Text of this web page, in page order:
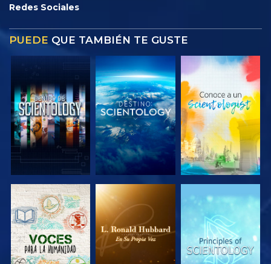
Redes Sociales
PUEDE QUE TAMBIÉN TE GUSTE
EXPLORA LAS
SERIES
EXPLORA LAS
SERIES
EXPLORA LAS
SERIES